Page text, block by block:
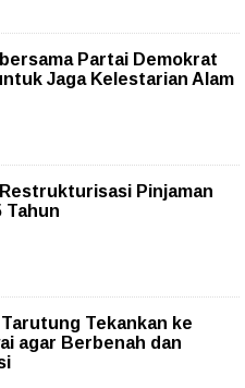
Partai Demokrat
Jaga Kelestarian Alam
Pinjaman
Tahun‎
Tekankan ke
agar Berbenah dan